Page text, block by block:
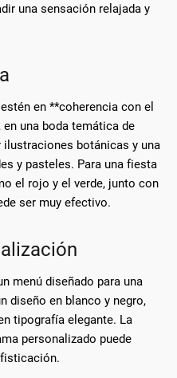
una sensación relajada y
en **coherencia con el
una boda temática de
botánicas y una
y pasteles. Para una fiesta
el rojo y el verde, junto con
ser muy efectivo.
menú diseñado para una
diseño en blanco y negro,
tipografía elegante. La
personalizado puede